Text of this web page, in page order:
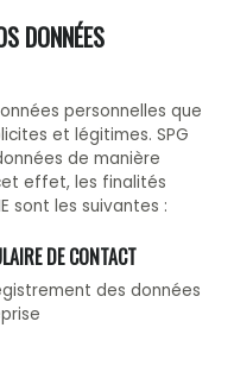
DONNÉES
personnelles que
et légitimes. SPG
de manière
effet, les finalités
sont les suivantes :
DE CONTACT
des données